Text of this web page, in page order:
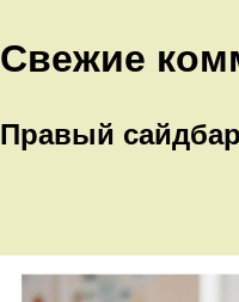
Свежие
Правый сайдбар